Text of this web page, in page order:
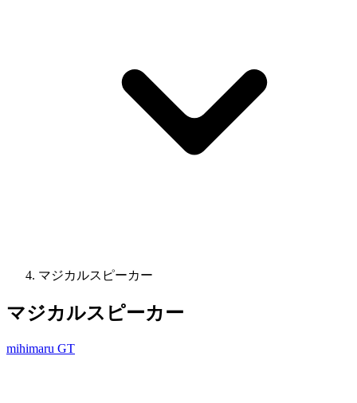
マジカルスピーカー
マジカルスピーカー
mihimaru GT